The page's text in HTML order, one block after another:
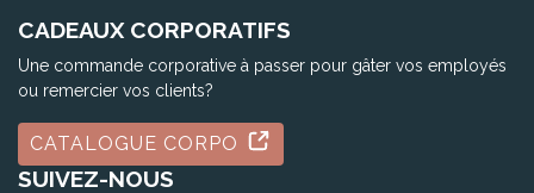
CADEAUX CORPORATIFS
Une commande corporative à passer pour gâter vos employés
ou remercier vos clients?
CATALOGUE CORPO
SUIVEZ-NOUS